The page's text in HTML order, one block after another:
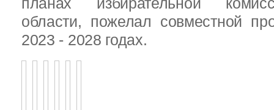
области, пожелал совместной
2023 - 2028 годах.